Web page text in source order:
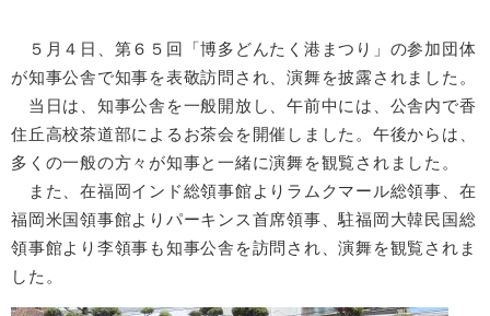
５月４日、第６５回「博多どんたく港まつり」の参加団体
が知事公舎で知事を表敬訪問され、演舞を披露されました。
当日は、知事公舎を一般開放し、午前中には、公舎内で香
住丘高校茶道部によるお茶会を開催しました。午後からは、
多くの一般の方々が知事と一緒に演舞を観覧されました。
また、在福岡インド総領事館よりラムクマール総領事、在
福岡米国領事館よりパーキンス首席領事、駐福岡大韓民国総
領事館より李領事も知事公舎を訪問され、演舞を観覧されま
した。